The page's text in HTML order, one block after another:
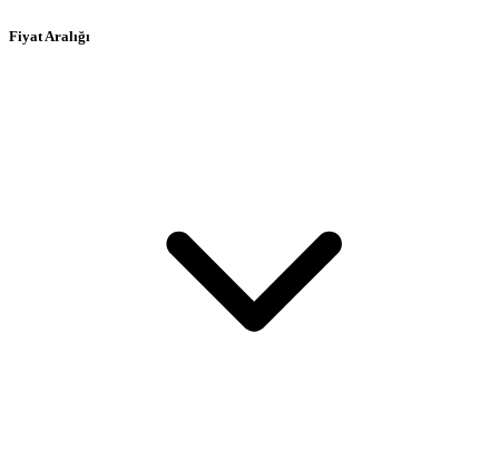
Fiyat Aralığı